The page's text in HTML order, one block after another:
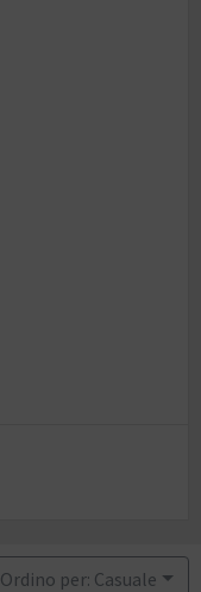
Ordino per: Casuale